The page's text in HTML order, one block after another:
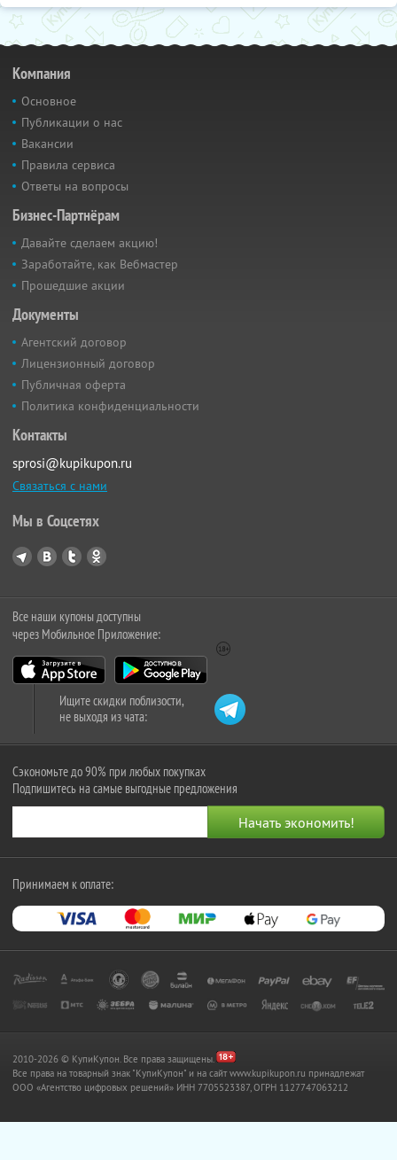
Компания
Основное
Публикации о нас
Вакансии
Правила сервиса
Ответы на вопросы
Бизнес-Партнёрам
Давайте сделаем акцию!
Заработайте, как Вебмастер
Прошедшие акции
Документы
Агентский договор
Лицензионный договор
Публичная оферта
Политика конфиденциальности
Контакты
sprosi@kupikupon.ru
Связаться с нами
Мы в Соцсетях
Все наши купоны доступны
через Мобильное Приложение:
Ищите скидки поблизости,
не выходя из чата:
Сэкономьте до 90% при любых покупках
Подпишитесь на самые выгодные предложения
Принимаем к оплате:
2010-2026 © КупиКупон. Все права защищены.
Все права на товарный знак "КупиКупон" и на сайт www.kupikupon.ru принадлежат
OOO «Агентство цифровых решений» ИНН 7705523387, ОГРН 1127747063212